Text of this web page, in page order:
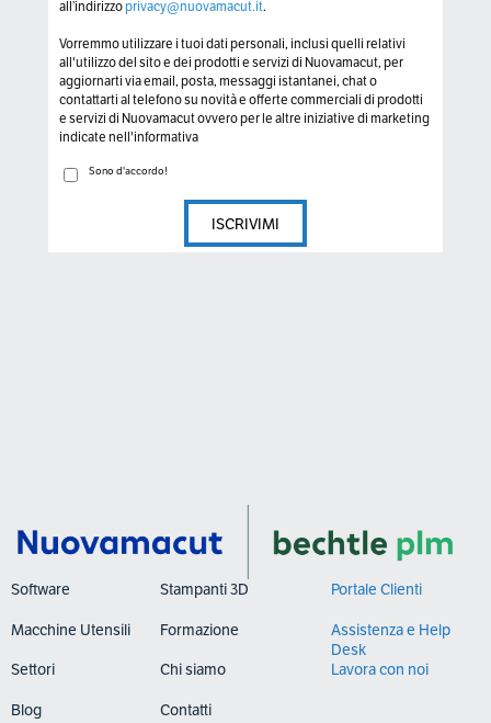
all’indirizzoprivacy@nuovamacut.it.
Vorremmo utilizzare i tuoi dati personali, inclusi quelli relativi
all'utilizzo del sito e dei prodotti e servizi di Nuovamacut, per
aggiornarti via email, posta, messaggi istantanei, chat o
contattarti al telefono su novità e offerte commerciali di prodotti
e servizi di Nuovamacut ovvero per le altre iniziative di marketing
indicate nell'informativa
Sono d'accordo!
Software Stampanti 3D
Macchine Utensili Formazione
Settori Chi siamo
Blog Contatti
Portale Clienti
Assistenza e Help
Desk
Lavora con noi